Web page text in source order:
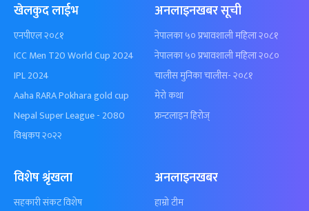
खेलकुद लाईभ
एनपीएल २०८१
ICC Men T20 World Cup 2024
IPL 2024
Aaha RARA Pokhara gold cup
Nepal Super League - 2080
विश्वकप २०२२
अनलाइनखबर सूची
नेपालका ५० प्रभावशाली महिला २०८१
नेपालका ५० प्रभावशाली महिला २०८०
चालीस मुनिका चालीस- २०८१
मेरो कथा
फ्रन्टलाइन हिरोज्
विशेष श्रृंखला
सहकारी संकट विशेष
अनलाइनखबर
हाम्रो टीम